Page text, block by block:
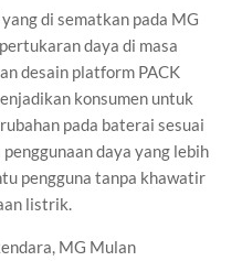
di sematkan pada MG
daya di masa
desain platform PACK
konsumen untuk
pada baterai sesuai
daya yang lebih
pengguna tanpa khawatir
listrik.
MG Mulan